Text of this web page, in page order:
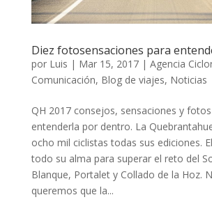
Diez fotosensaciones para
por Luis | Mar 15, 2017| Agencia
Comunicación, Blog de viajes, Noticias
QH 2017 consejos, sensaciones y
entenderla por dentro. La
ocho mil ciclistas todas sus ediciones.
todo su alma para superar el reto del
Blanque, Portalet y Collado de la Hoz.
queremos que la...